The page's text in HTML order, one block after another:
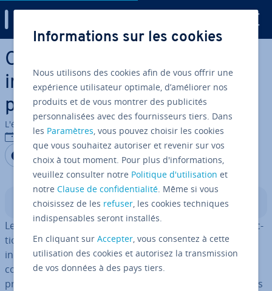
Aller au contenu principal
Chômage partiel : les points
im­por­tants pour les em­
ployeurs et les salariés
L'équipe édi­to­riale IONOS
12/09/2023
Partager sur Facebook
Partager sur Twitter
Partager sur LinkedIn
Sommaire
Le nouveau produit fait un flop sur le marché, la pro­duc­
tion est in­ter­rom­pue pendant longtemps après un
incendie, les grèves chez les clients ont un impact, les
con­di­tions mé­téo­ro­lo­giques réduisent l’activité des
projets : il existe d’in­nom­brables raisons pour les­quelles
Informations sur les cookies
Nous utilisons des cookies afin de vous offrir une
expérience utilisateur optimale, d’améliorer nos
produits et de vous montrer des publicités
personnalisées avec des fournisseurs tiers. Dans
les Paramètres, vous pouvez choisir les cookies
que vous souhaitez autoriser et revenir sur vos
choix à tout moment. Pour plus d'informations,
veuillez consulter notre Politique d'utilisation et
notreClause de confidentialité. Même si vous
choisissez de les refuser, les cookies techniques
indispensables seront installés.
En cliquant surAccepter, vous consentez à cette
utilisation des cookies et autorisez la transmission
de vos données à des pays tiers.